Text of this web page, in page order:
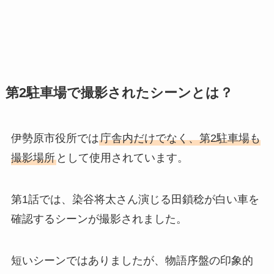
第2駐車場で撮影されたシーンとは？
伊勢原市役所では庁舎内だけでなく、第2駐車場も
撮影場所として使用されています。
第1話では、染谷将太さん演じる田鎖稔が白い車を
確認するシーンが撮影されました。
短いシーンではありましたが、物語序盤の印象的